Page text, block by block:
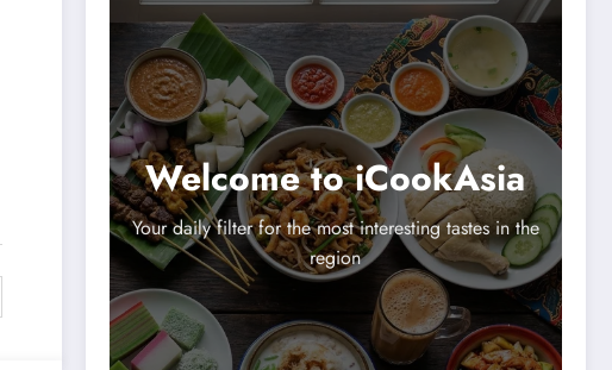
Welcome to iCookAsia
Your daily filter for the most interesting tastes in the
region